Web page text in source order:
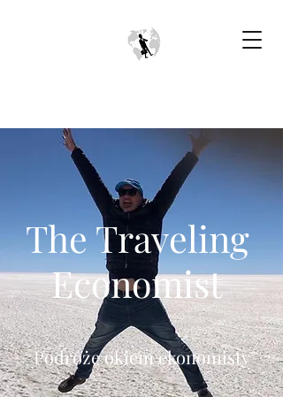
The Traveling
Economist
Podróże okiem ekonomisty